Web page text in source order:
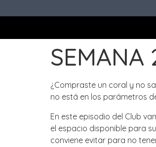
¿Compraste un coral y no
no está en los parámetros
En este episodio del Club
el espacio disponible para
conviene evitar para no